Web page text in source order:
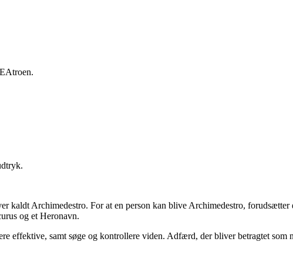
kaldt Archimedestro. For at en person kan blive Archimedestro,
og et Heronavn.
effektive, samt søge og kontrollere viden. Adfærd, der bliver betragtet som